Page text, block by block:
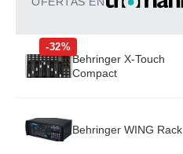
-32%
Behringer X-Touch
Compact
Behringer WING Rack